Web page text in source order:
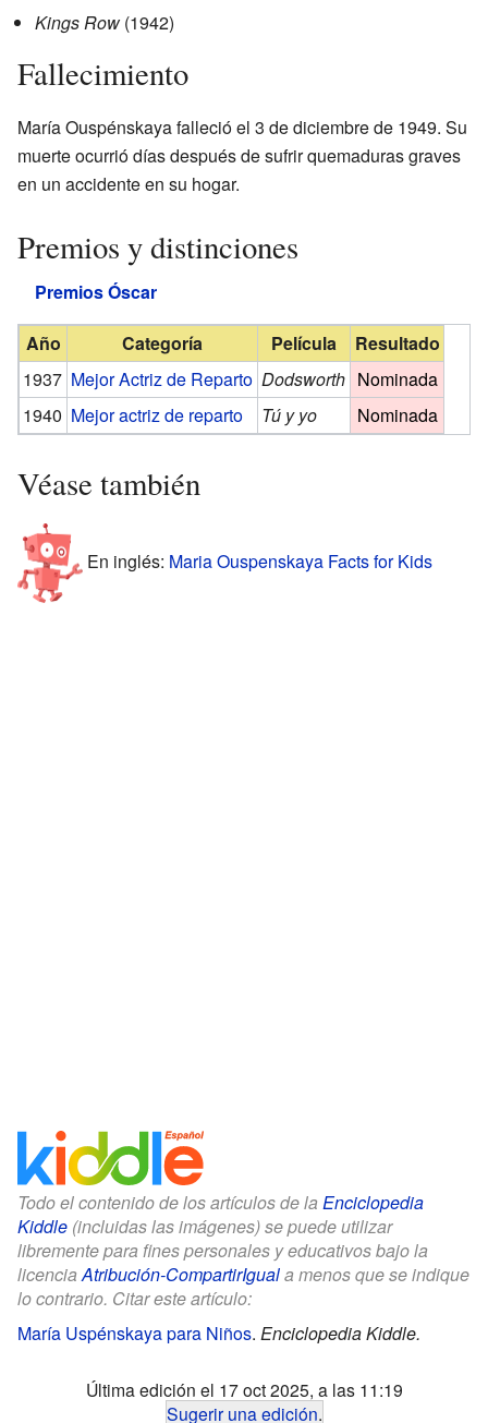
Kings Row (1942)
Fallecimiento
María Ouspénskaya falleció el 3 de diciembre de 1949. Su
muerte ocurrió días después de sufrir quemaduras graves
en un accidente en su hogar.
Premios y distinciones
Premios Óscar
Año Categoría Película
Resultado
1937 Mejor Actriz de Reparto Dodsworth Nominada
1940 Mejor actriz de reparto Tú y yo Nominada
Véase también
En inglés: Maria Ouspenskaya Facts for Kids
Todo el contenido de los artículos de la Enciclopedia
Kiddle (incluidas las imágenes) se puede utilizar
libremente para fines personales y educativos bajo la
licenciaAtribución-CompartirIguala menos que se indique
lo contrario. Citar este artículo:
María Uspénskaya para Niños. Enciclopedia Kiddle.
Última edición el 17 oct 2025, a las 11:19
Sugerir una edición.